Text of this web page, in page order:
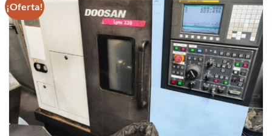
¡Oferta!